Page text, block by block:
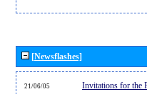
[Newsflashes]
21/06/05 Invitations for the